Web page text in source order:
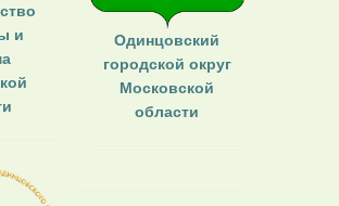
и
Одинцовский
городской округ
Московской
области